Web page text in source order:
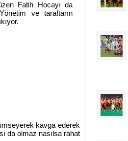
Fatih Hocayı da
ve taraftarın
kavga ederek
da olmaz nasılsa rahat